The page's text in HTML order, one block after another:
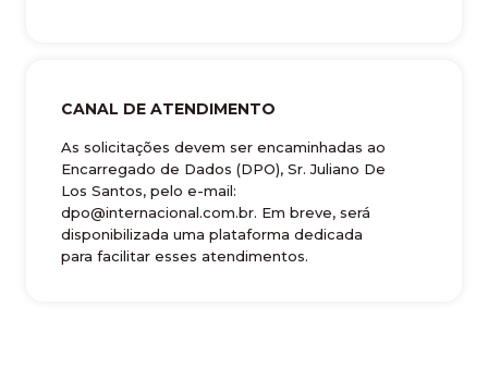
CANAL DE ATENDIMENTO
As solicitações devem ser encaminhadas ao
Encarregado de Dados (DPO), Sr. Juliano De
Los Santos, pelo e-mail:
dpo@internacional.com.br. Em breve, será
disponibilizada uma plataforma dedicada
para facilitar esses atendimentos.